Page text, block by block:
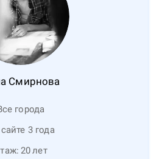
Смирнова
города
3 года
20лет